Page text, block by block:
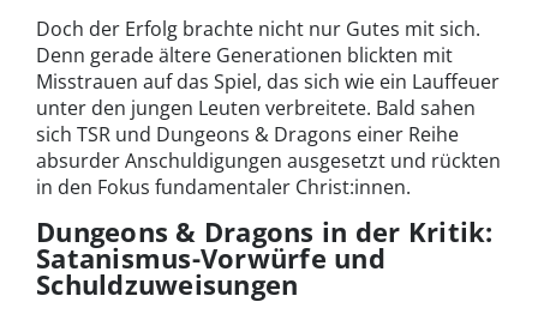
Doch der Erfolg brachte nicht nur Gutes mit sich.
Denn gerade ältere Generationen blickten mit
Misstrauen auf das Spiel, das sich wie ein Lauffeuer
unter den jungen Leuten verbreitete. Bald sahen
sich TSR und Dungeons & Dragons einer Reihe
absurder Anschuldigungen ausgesetzt und rückten
in den Fokus fundamentaler Christ:innen.
Dungeons & Dragons in der Kritik:
Satanismus-Vorwürfe und
Schuldzuweisungen